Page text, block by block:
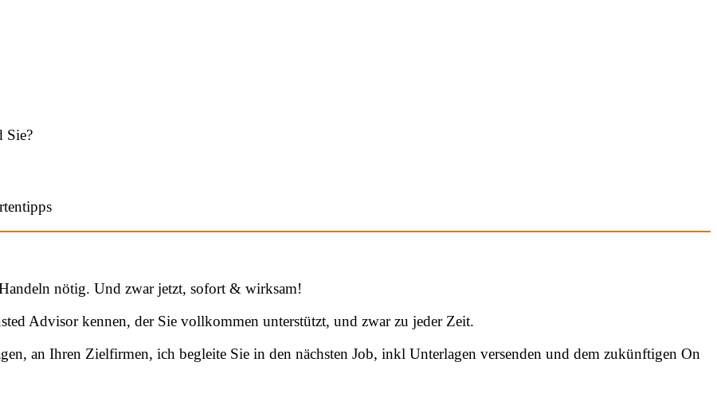
Sie?
nötig. Und zwar jetzt, sofort & wirksam!
Advisor kennen, der Sie vollkommen unterstützt, und zwar zu jeder Zeit.
an Ihren Zielfirmen, ich begleite Sie in den nächsten Job, inkl Unterlagen versenden und dem zukünftigen On